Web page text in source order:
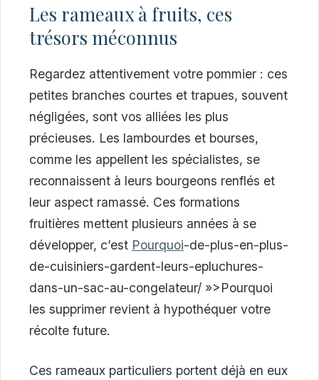
Les rameaux à fruits, ces
trésors méconnus
Regardez attentivement votre pommier : ces
petites branches courtes et trapues, souvent
négligées, sont vos alliées les plus
précieuses. Les lambourdes et bourses,
comme les appellent les spécialistes, se
reconnaissent à leurs bourgeons renflés et
leur aspect ramassé. Ces formations
fruitières mettent plusieurs années à se
développer, c’est Pourquoi-de-plus-en-plus-
de-cuisiniers-gardent-leurs-epluchures-
dans-un-sac-au-congelateur/ »>Pourquoi
les supprimer revient à hypothéquer votre
récolte future.
Ces rameaux particuliers portent déjà en eux